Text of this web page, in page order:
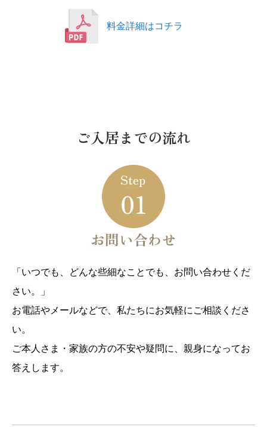
料金詳細はコチラ
ご入居までの流れ
お問い合わせ
「いつでも、どんな些細なことでも、お問い合わせくだ
さい。」
お電話やメールなどで、私たちにお気軽にご相談くださ
い。
ご本人さま・家族の方の不安や疑問に、親身になってお
答えします。